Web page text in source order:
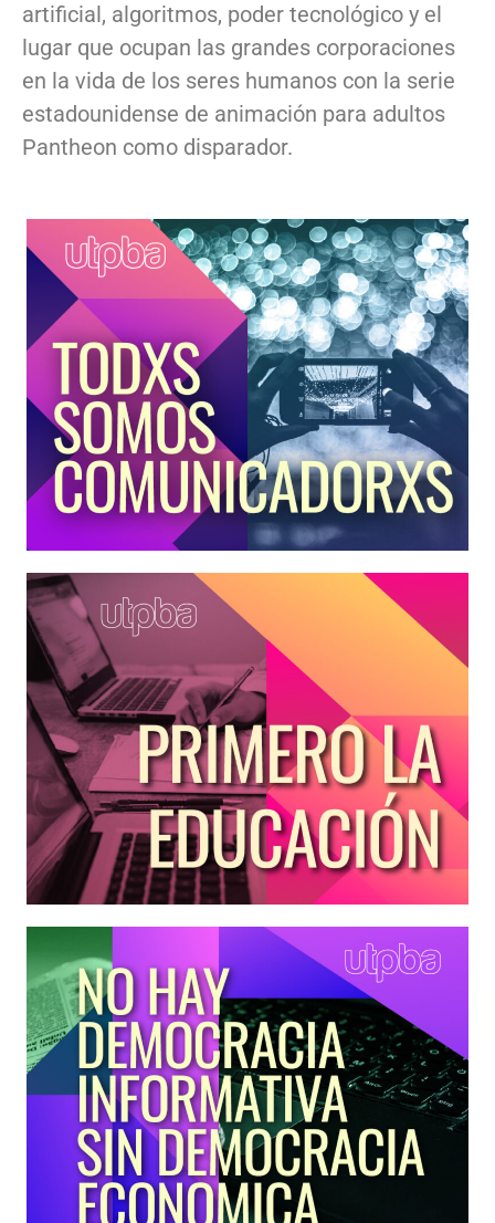
artificial, algoritmos, poder tecnológico y el
lugar que ocupan las grandes corporaciones
en la vida de los seres humanos con la serie
estadounidense de animación para adultos
Pantheon como disparador.